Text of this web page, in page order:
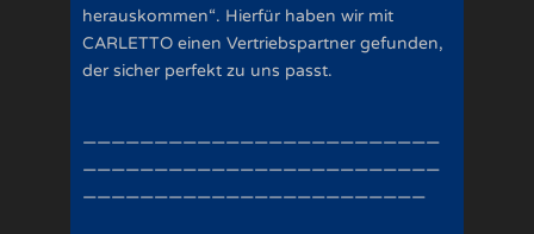
herauskommen“. Hierfür haben wir mit
CARLETTO einen Vertriebspartner gefunden,
der sicher perfekt zu uns passt.
—————————————————————————
—————————————————————————
————————————————————————